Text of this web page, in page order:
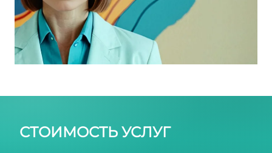
СТОИМОСТЬ УСЛУГ